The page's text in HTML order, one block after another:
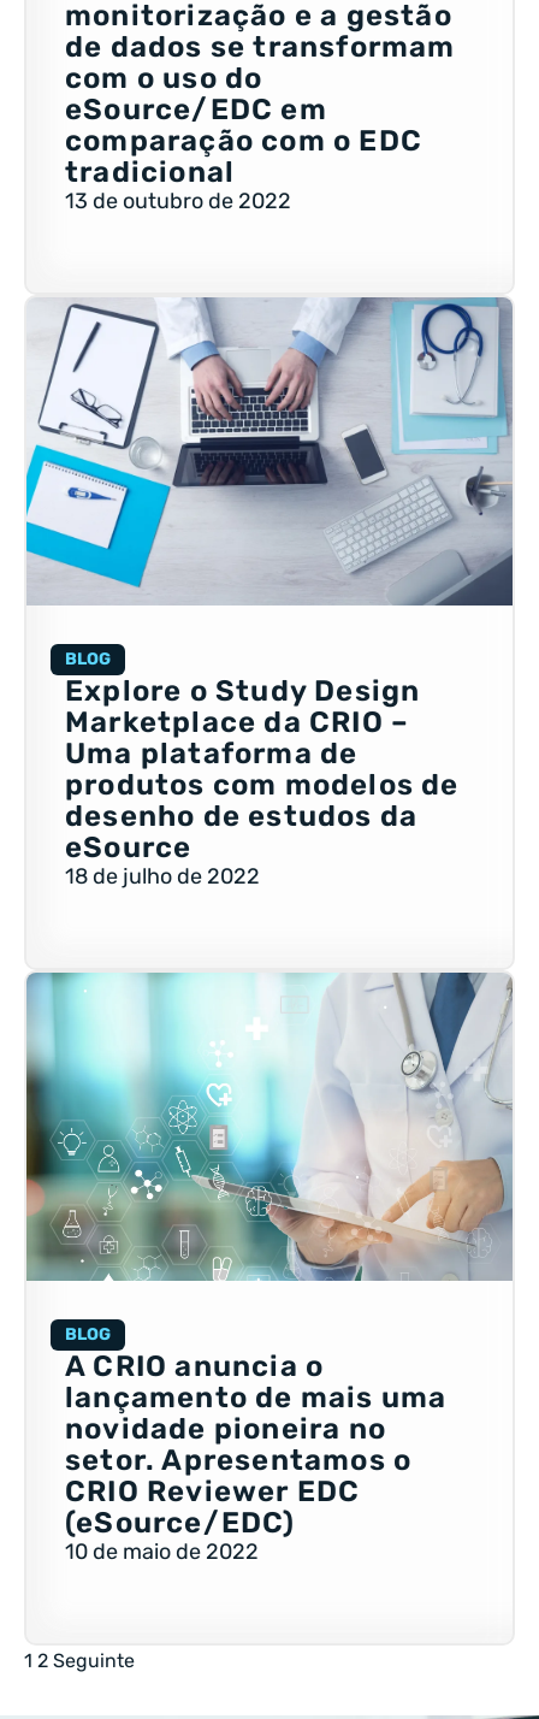
monitorização e a gestão
de dados se transformam
com o uso do
eSource/EDC em
comparação com o EDC
tradicional
13 de outubro de 2022
BLOG
Explore o Study Design
Marketplace da CRIO –
Uma plataforma de
produtos com modelos de
desenho de estudos da
eSource
18 de julho de 2022
BLOG
A CRIO anuncia o
lançamento de mais uma
novidade pioneira no
setor. Apresentamos o
CRIO Reviewer EDC
(eSource/EDC)
10 de maio de 2022
Paginação
1 2 Seguinte